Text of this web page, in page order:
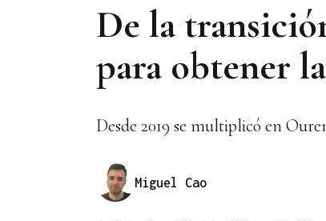
De la
para obtener
Desde 2019 se multiplicó en
Miguel Cao